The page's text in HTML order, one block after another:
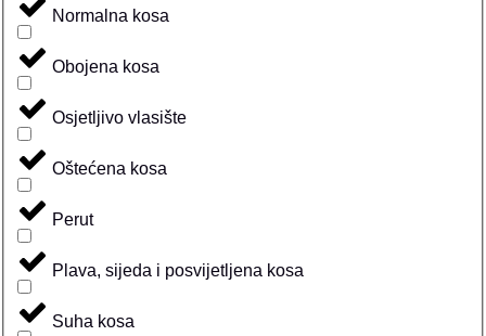
Normalna kosa
Obojena kosa
Osjetljivo vlasište
Oštećena kosa
Perut
Plava, sijeda i posvijetljena kosa
Suha kosa